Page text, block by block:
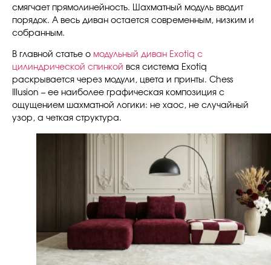
смягчает прямолинейность. Шахматный модуль вводит
порядок. А весь диван остается современным, низким и
собранным.
В главной статье о модульный диван Exotiq с
цилиндрической спинкой вся система Exotiq
раскрывается через модули, цвета и принты. Chess
Illusion – ее наиболее графическая композиция с
ощущением шахматной логики: не хаос, не случайный
узор, а четкая структура.